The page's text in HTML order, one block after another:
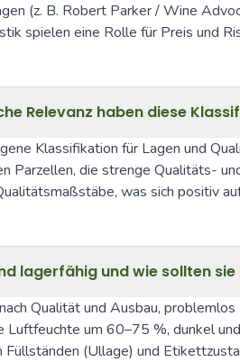
(z. B. Robert Parker / Wine
spielen eine Rolle für Preis und
Relevanz haben diese
Klassifikation für Lagen und
Parzellen, die strenge
was sich positiv
lagerfähig und wie sollten
Qualität und Ausbau,
um 60–75 %, dunkel
(Ullage) und